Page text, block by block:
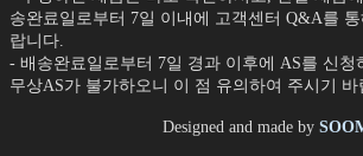
송완료일로부터 7일 이내에 고객센터 Q&A를
랍니다.
- 배송완료일로부터 7일 경과 이후에 AS를 신청
무상AS가 불가하오니 이 점 유의하여 주시기 바
Designed and made by